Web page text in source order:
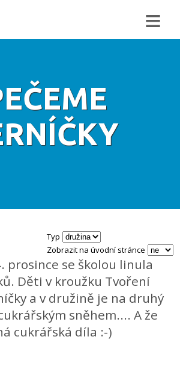
≡
Typ
Zobrazit na úvodní stránce
prosince se školou linula
Děti v kroužku Tvoření
a v družině je na druhý
sněhem.... A že
cukrářská díla :-)